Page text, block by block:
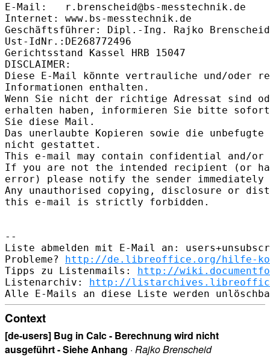
E-Mail:   r.brenscheid@bs-messtechnik.de
Internet: www.bs-messtechnik.de
Geschäftsführer: Dipl.-Ing. Rajko Brenscheid
Ust-IdNr.:DE268772496
Gerichtsstand Kassel HRB 15047
DISCLAIMER:
Diese E-Mail könnte vertrauliche und/oder
Informationen enthalten.
Wenn Sie nicht der richtige Adressat sind
erhalten haben, informieren Sie bitte sofort
Sie diese Mail.
Das unerlaubte Kopieren sowie die
nicht gestattet.
This e-mail may contain confidential and/
If you are not the intended recipient (or
error) please notify the sender
Any unauthorised copying, disclosure or
this e-mail is strictly forbidden.
--
Liste abmelden mit E-Mail an:
Probleme? http://de.libreoffice.org/hilfe-
Tipps zu Listenmails: http://
Listenarchiv: http://
Context
[de-users] Bug in Calc - Berechnung wird nicht
ausgeführt - Siehe Anhang · Rajko Brenscheid